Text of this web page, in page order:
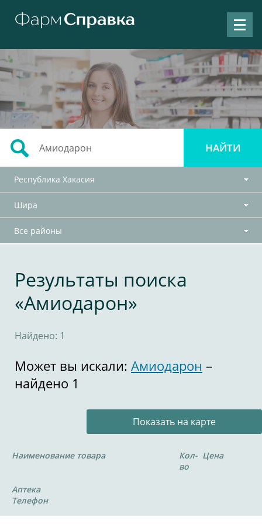
Республика Хакасия
Шира
Все районы
Результаты поиска
«Амиодарон»
Найдено: 1
Может вы искали: Амиодарон –
найдено 1
Показать на карте
Наименование товара
Кол-
во
Цена
Аптека
Телефон